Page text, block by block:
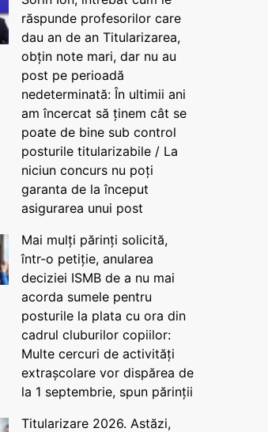
răspunde profesorilor care
dau an de an Titularizarea,
obțin note mari, dar nu au
post pe perioadă
nedeterminată: În ultimii ani
am încercat să ținem cât se
poate de bine sub control
posturile titularizabile / La
niciun concurs nu poți
garanta de la început
asigurarea unui post
Mai mulți părinți solicită,
într-o petiție, anularea
deciziei ISMB de a nu mai
acorda sumele pentru
posturile la plata cu ora din
cadrul cluburilor copiilor:
Multe cercuri de activități
extrașcolare vor dispărea de
la 1 septembrie, spun părinții
Titularizare 2026. Astăzi,